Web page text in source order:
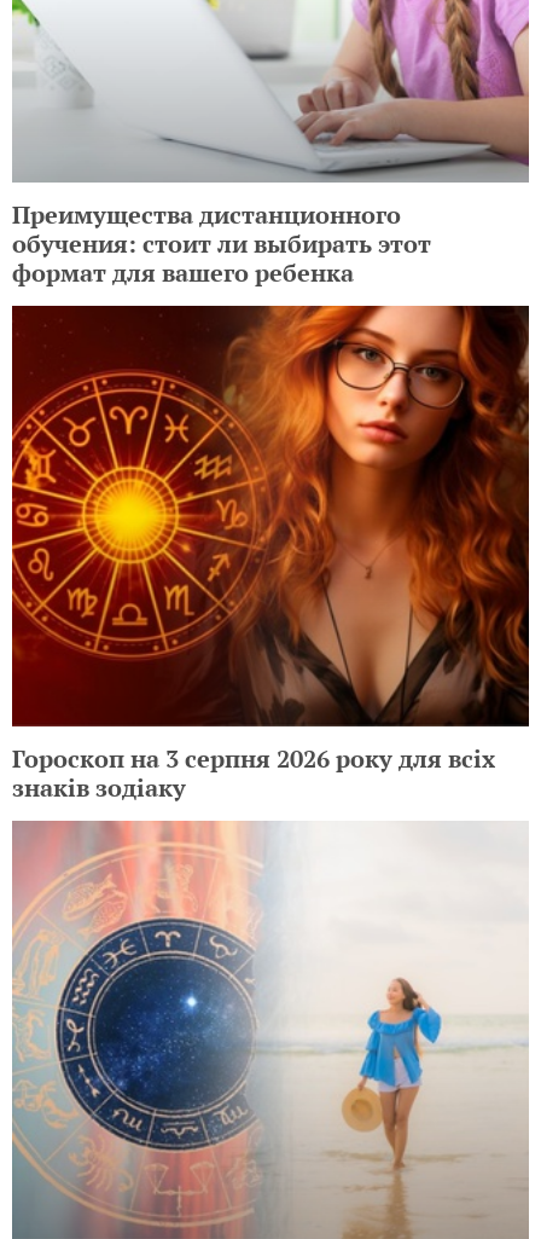
Преимущества дистанционного
обучения: стоит ли выбирать этот
формат для вашего ребенка
Гороскоп на 3 серпня 2026 року для всіх
знаків зодіаку